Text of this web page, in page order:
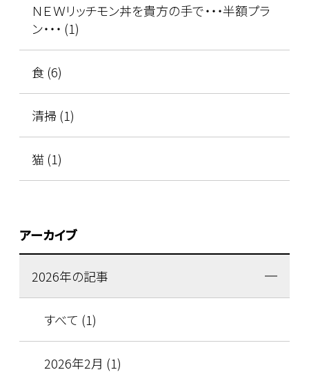
ＮＥＷリッチモン丼を貴方の手で・・・半額プラ
ン・・・ (1)
食 (6)
清掃 (1)
猫 (1)
アーカイブ
2026年の記事
すべて (1)
2026年2月 (1)